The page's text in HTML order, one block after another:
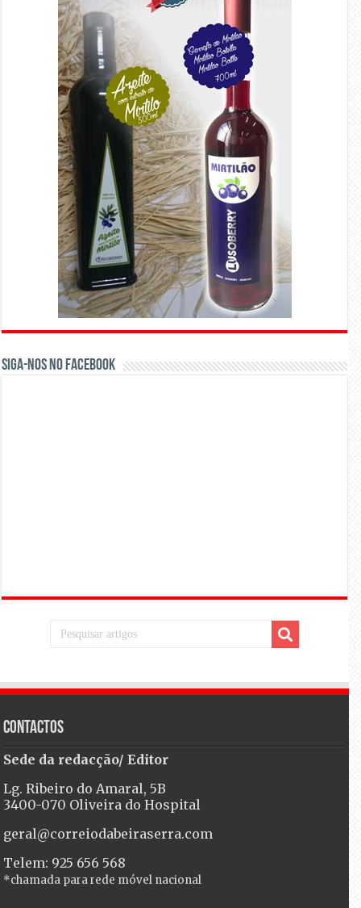
Siga-nos no Facebook
Contactos
Sede da redacção/ Editor
Lg. Ribeiro do Amaral, 5B
3400-070 Oliveira do Hospital
geral@correiodabeiraserra.com
Telem: 925 656 568
*chamada para rede móvel nacional